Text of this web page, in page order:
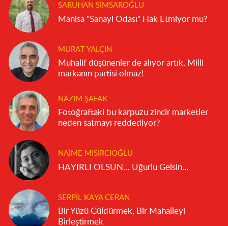
SARUHAN SIMSAROĞLU
Manisa "Sanayi Odası" Hak Etmiyor mu?
MURAT YALÇIN
Muhalif düşünenler de alıyor artık. Milli
markanın partisi olmaz!
NAZIM ŞAFAK
Fotoğraftaki bu karpuzu zincir marketler
neden satmayı reddediyor?
NAIME MISIRCIOĞLU
HAYIRLI OLSUN… Uğurlu Gelsin…
SERPIL KAYA CERAN
Bir Yüzü Güldürmek, Bir Mahalleyi
Birleştirmek